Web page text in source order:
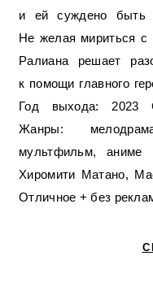
и ей суждено быть
Не желая мириться с
Ралиана решает
к помощи главного
Год выхода: 2023
Жанры:
мультфильм, аниме
Хиромити Матано,
Отличное + без